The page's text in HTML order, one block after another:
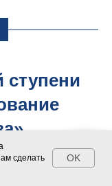
ступени
техники и
сделать
OK